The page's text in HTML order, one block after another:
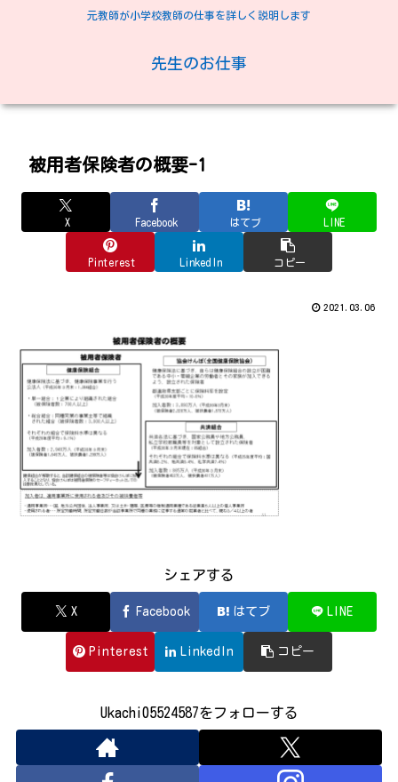
元教師が小学校教師の仕事を詳しく説明します
先生のお仕事
被用者保険者の概要-1
X Facebook はてブ LINE
Pinterest LinkedIn コピー
2021.03.06
シェアする
X Facebook はてブ LINE
Pinterest LinkedIn コピー
Ukachi05524587をフォローする